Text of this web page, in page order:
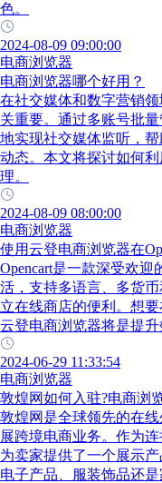
色。
2024-08-09 09:00:00
电商浏览器
电商浏览器哪个好用？
在社交媒体和数字营销
关重要。通过多账号批
地实现社交媒体监听，
动态。本文将探讨如何
理。
2024-08-09 08:00:00
电商浏览器
使用云登电商浏览器在
Opencart是一款深受欢
活，支持多语言、多货
立在线商店的便利。想
云登电商浏览器将是提升
2024-06-29 11:33:54
电商浏览器
敦煌网如何入驻?电商浏
敦煌网是全球领先的在
展跨境电商业务。作为
为卖家提供了一个展示
电子产品、服装饰品还